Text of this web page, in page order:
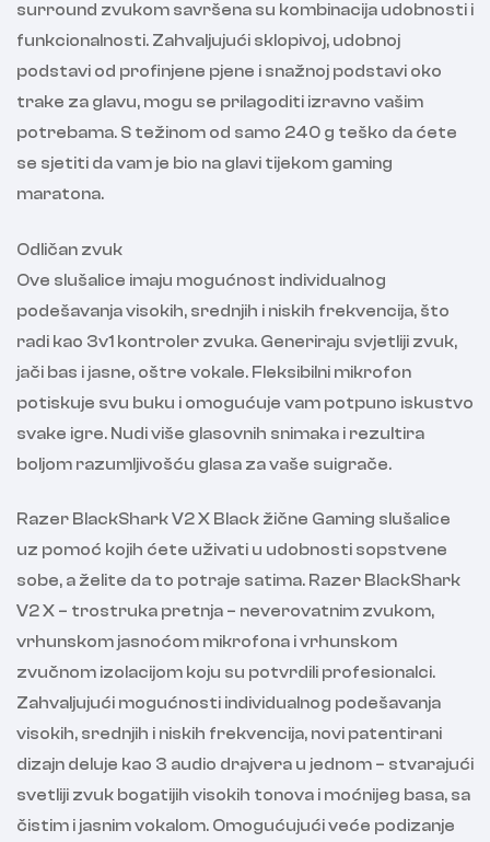
surround zvukom savršena su kombinacija udobnosti i
funkcionalnosti. Zahvaljujući sklopivoj, udobnoj
podstavi od profinjene pjene i snažnoj podstavi oko
trake za glavu, mogu se prilagoditi izravno vašim
potrebama. S težinom od samo 240 g teško da ćete
se sjetiti da vam je bio na glavi tijekom gaming
maratona.
Odličan zvuk
Ove slušalice imaju mogućnost individualnog
podešavanja visokih, srednjih i niskih frekvencija, što
radi kao 3v1 kontroler zvuka. Generiraju svjetliji zvuk,
jači bas i jasne, oštre vokale. Fleksibilni mikrofon
potiskuje svu buku i omogućuje vam potpuno iskustvo
svake igre. Nudi više glasovnih snimaka i rezultira
boljom razumljivošću glasa za vaše suigrače.
Razer BlackShark V2 X Black žične Gaming slušalice
uz pomoć kojih ćete uživati u udobnosti sopstvene
sobe, a želite da to potraje satima. Razer BlackShark
V2 X – trostruka pretnja – neverovatnim zvukom,
vrhunskom jasnoćom mikrofona i vrhunskom
zvučnom izolacijom koju su potvrdili profesionalci.
Zahvaljujući mogućnosti individualnog podešavanja
visokih, srednjih i niskih frekvencija, novi patentirani
dizajn deluje kao 3 audio drajvera u jednom – stvarajući
svetliji zvuk bogatijih visokih tonova i moćnijeg basa, sa
čistim i jasnim vokalom. Omogućujući veće podizanje